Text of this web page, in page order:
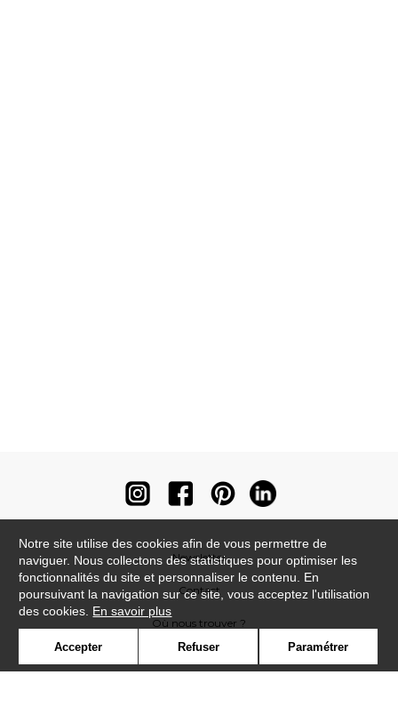
Newsletter
Contact
Où nous trouver ?
Notre site utilise des cookies afin de vous permettre de
naviguer. Nous collectons des statistiques pour optimiser les
fonctionnalités du site et personnaliser le contenu. En
poursuivant la navigation sur ce site, vous acceptez l'utilisation
des cookies. En savoir plus
Accepter Refuser Paramétrer